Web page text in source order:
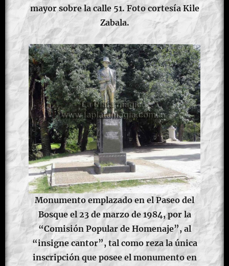
mayor sobre la calle 51. Foto cortesía Kile
Zabala.
Monumento emplazado en el Paseo del
Bosque el 23 de marzo de 1984, por la
“Comisión Popular de Homenaje”, al
“insigne cantor”, tal como reza la única
inscripción que posee el monumento en